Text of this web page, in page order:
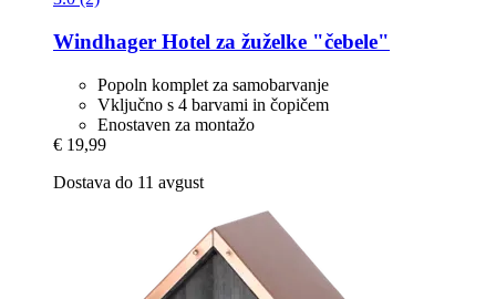
Windhager Hotel za žuželke "čebele"
Popoln komplet za samobarvanje
Vključno s 4 barvami in čopičem
Enostaven za montažo
€ 19,99
Dostava do 11 avgust